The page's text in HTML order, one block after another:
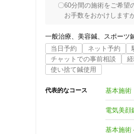
〇60分間の施術をご希望
お手数をおかけしますが
宮園町鍼灸整骨院のご紹介
【西洋医学×東洋医学の融
堺市中区にある「宮園町鍼
ローチする「西洋医学」と
当院の4つのこだわり
30分間、機械に頼らない丁
当院では、電気治療器な
微細な変化を捉えながら
一般治療 美容鍼 スポーツ
当日予約
ネット予約
チャットでの事前相談
使い捨て鍼使用
代表的なコース 基本施術
電気美顔
基本施術